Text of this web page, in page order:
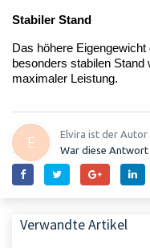
Stabiler Stand
Das höhere
besonders stabilen
maximaler Leistung.
E
Elvira ist der Autor
War diese Antwort
Verwandte Artikel